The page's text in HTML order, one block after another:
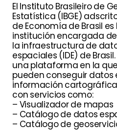
El Instituto Brasileiro de
Estatística (IBGE)
de Economía de Brasil es
institución encargada
la infraestructura de
espaciales (IDE) de
una plataforma en la
pueden conseguir datos
información
con servicios como:
– Visualizador de mapas
– Catálogo de datos
– Catálogo de